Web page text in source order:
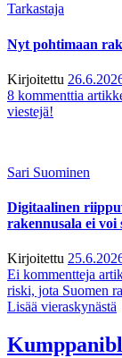
Tarkastaja
Nyt pohtimaan
Kirjoitettu
8 kommenttia
viestejä!
Sari Suominen
Digitaalinen
rakennusala ei voi
Kirjoitettu
Ei kommentteja
riski, jota Suomen
Lisää vieraskynästä